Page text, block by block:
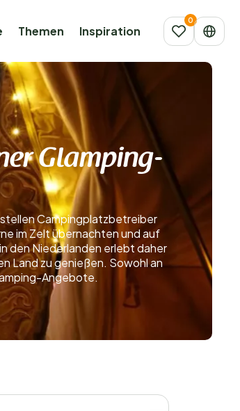
Themen Inspiration
Glamping-
stellen Campingplatzbetreiber
im Zelt übernachten und auf
den Niederlanden erlebt daher
Land zu genießen. Sowohl an
Angebote.